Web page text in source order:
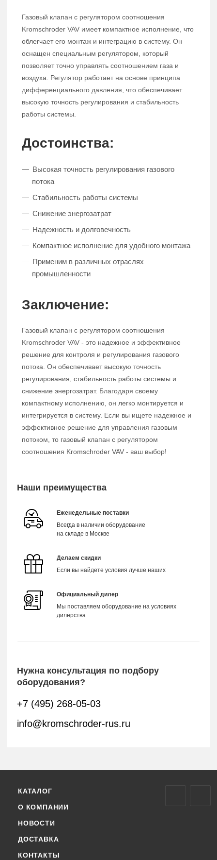
Газовый клапан с регулятором соотношения
Kromschroder VAV имеет компактное исполнение, что
облегчает его монтаж и интеграцию в систему. Он
оснащен специальным регулятором, который
позволяет точно управлять соотношением газа и
воздуха. Регулятор работает на основе принципа
дифференциального давления, что обеспечивает
высокую точность регулирования и стабильность
работы системы.
Достоинства:
Высокая точность регулирования газового
потока
Стабильность работы системы
Снижение энергозатрат
Надежность и долговечность
Компактное исполнение для удобного монтажа
Применим в различных отраслях
промышленности
Заключение:
Газовый клапан с регулятором соотношения
Kromschroder VAV - это надежное и эффективное
решение для контроля и регулирования газового
потока. Он обеспечивает высокую точность
регулирования, стабильность работы системы и
снижение энергозатрат. Благодаря своему
компактному исполнению, он легко монтируется и
интегрируется в систему. Если вы ищете надежное и
эффективное решение для управления газовым
потоком, то газовый клапан с регулятором
соотношения Kromschroder VAV - ваш выбор!
Наши преимущества
Еженедельные поставки
Всегда в наличии оборудование
на складе в Москве
Делаем скидки
Если вы найдете условия лучше наших
Официальный дилер
Мы поставляем оборудование на условиях
дилерства
Нужна консультация по подбору
оборудования?
+7 (495) 268-05-03
info@kromschroder-rus.ru
КАТАЛОГ
О КОМПАНИИ
НОВОСТИ
ДОСТАВКА
КОНТАКТЫ